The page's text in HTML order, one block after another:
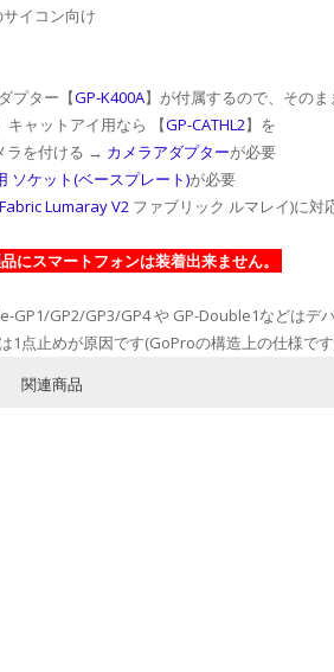
イコン向け
プター【GP-K400A】が付属するので、そのま
キャットアイ用なら 【GP-CATHL2】を
ラを付ける → カメラアダプターが必要
ソケット(ベースプレート)が必要
Fabric Lumaray V2 ファブリック ルマレイ)に
スマートフォンは装着出来ません。
GP2/GP3/GP4 や GP-Double1などはデ
1点止めが原因です(GoProの構造上の仕様で
関連商品